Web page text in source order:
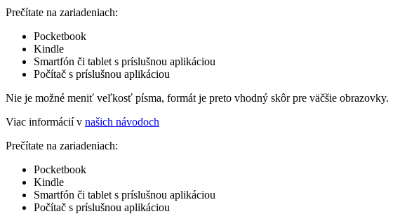
Prečítate na zariadeniach:
Pocketbook
Kindle
Smartfón či tablet s príslušnou aplikáciou
Počítač s príslušnou aplikáciou
Nie je možné meniť veľkosť písma, formát je preto vhodný skôr pre väčšie obrazovky.
Viac informácií v našich návodoch
Prečítate na zariadeniach:
Pocketbook
Kindle
Smartfón či tablet s príslušnou aplikáciou
Počítač s príslušnou aplikáciou